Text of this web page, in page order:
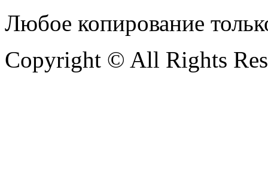
Любое копирование
Copyright © All Rights